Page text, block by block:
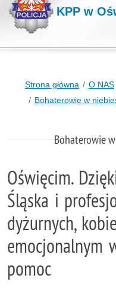
KPP w
Strona główna
O NAS
Bohaterowie w
Bohaterowie
Oświęcim.
Śląska i
dyżurnych,
emocjonalnym
pomoc